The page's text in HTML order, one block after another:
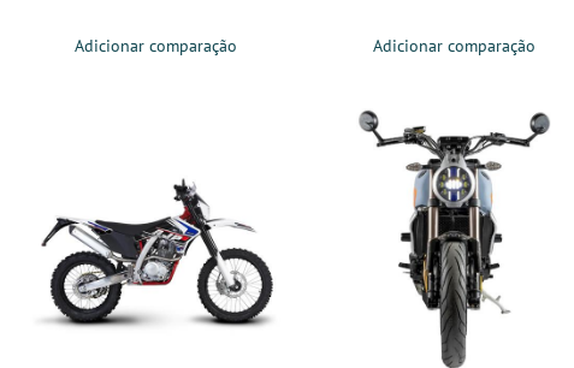
Adicionar comparação Adicionar comparação